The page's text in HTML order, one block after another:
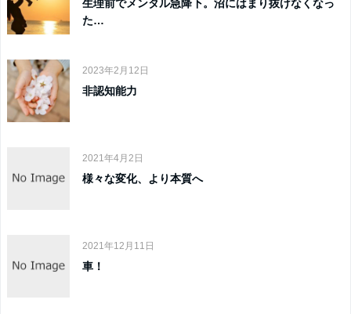
生理前でメンタル急降下。沼にはまり抜けなくなっ
た…
2023年2月12日
非認知能力
2021年4月2日
様々な変化、より本質へ
2021年12月11日
車！